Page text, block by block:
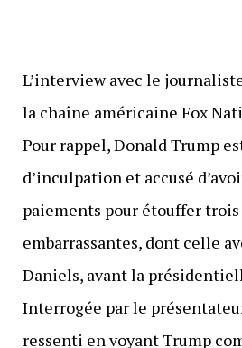
L’interview avec le
la chaîne américaine Fox
Pour rappel, Donald Trump
d’inculpation et accusé
paiements pour étouffer
embarrassantes, dont celle
Daniels, avant la
Interrogée par le
ressenti en voyant Trump